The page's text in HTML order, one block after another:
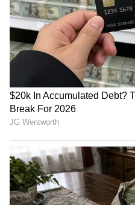
ಬಳಕೆಯಲ್ಲಿ ಈ ತಪ್ಪುಗಳಿದೆಯೇ
3
Image Credit :Chatgpt
3. ತಪ್ಪಲಿದೆ ಉಜ್ಜಿ
ಜಾಮ್ ಬಾಟಲಿ